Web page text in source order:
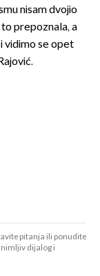
nisam dvojio
prepoznala, a
vidimo se opet
pitanja ili ponudite
dijalog i